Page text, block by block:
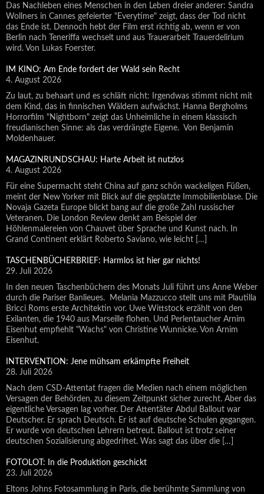
Das Nachleben eines Menschen in den Leben dreier anderer: Sandra
Wollners in Cannes gefeierter "Everytime" zeigt, dass der Tod nicht
das Ende ist. Dennoch hebt der Film erst richtig ab, wenn er von
Berlin nach Teneriffa wechselt und aus Trauerarbeit Trauerdelirium
wird. Von Lukas Foerster.
IM KINO: Am Ende fordert der Wald sein Recht
4. August 2026
Zu laut, zu behaart und es schläft nicht: Irgendwas stimmt nicht mit
dem Kind, das in finnischen Wäldern aufwächst. Hanna Bergholms
Horrorfilm "Nightborn" zeigt das Unheimliche in einem klassisch
freudianischen Sinne: als das verdrängte Eigene. Von Benjamin
Moldenhauer.
MAGAZINRUNDSCHAU: Harte Arbeit ist nutzlos
4. August 2026
Für eine Supermacht steht China auf ganz schön wackeligen Füßen,
meint der New Yorker mit Blick auf die geplatzte Immobilienblase. Die
Novaja Gazeta Europe blickt bang auf die große Zahl russischer
Veteranen. Die London Review denkt am Beispiel der
Höhlenmalereien von Chauvet über Sprache und Kunst nach. In
Grand Continent erklärt Roberto Saviano, wie leicht […]
TASCHENBÜCHERBRIEF: Harmlos ist hier gar nichts!
29. Juli 2026
In den neuen Taschenbüchern des Monats Juli führt uns Anne Weber
durch die Pariser Banlieues. Melania Mazzucco stellt uns mit Plautilla
Bricci Roms erste Architektin vor. Uwe Wittstock erzählt von den
Exilanten, die 1940 aus Marseille flohen. Und Perlentaucher Arnim
Eisenhut empfiehlt "Wachs" von Christine Wunnicke. Von Arnim
Eisenhut.
INTERVENTION: Jene mühsam erkämpfte Freiheit
28. Juli 2026
Nach dem CSD-Attentat fragen die Medien nach einem möglichen
Versagen der Behörden, zu diesem Zeitpunkt sicher zurecht. Aber das
eigentliche Versagen lag vorher. Der Attentäter Abdul Ballout war
Deutscher. Er sprach Deutsch. Er ist auf deutsche Schulen gegangen.
Er wurde von deutschen Lehrern betreut. Ballout ist trotz seiner
deutschen Sozialisierung abgedriftet. Was sagt das über die […]
FOTOLOT: In die Produktion geschickt
23. Juli 2026
Eltons Johns Fotosammlung in Paris, die berühmte Sammlung von